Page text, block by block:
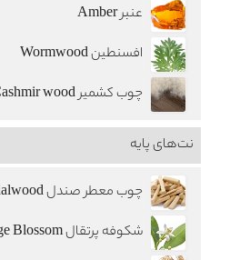
عنبر Amber
افسنطین Wormwood
چوب کشمیر Cashmir wood
نت‌های پایه
چوب معطر صندل Sandalwood
شکوفه پرتقال Orange Blossom